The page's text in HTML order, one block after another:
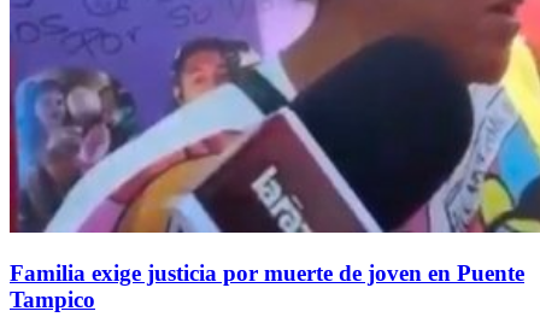
Familia exige justicia por muerte de joven en Puente
Tampico